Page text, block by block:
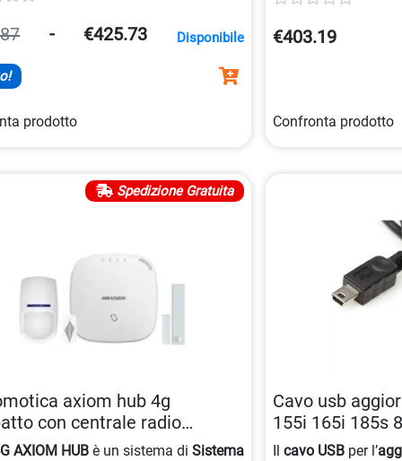
- €425.73 Disponibile
prodotto
processore 32 Bit
memorizzazione per
€403.19
Confronta prodotto
Spedizione Gratuita
axiom hub 4g
con centrale radio
AXIOM HUB è un sistema diSistema
Cavo usb
155i 165i 185s
Ilcavo USB per l’